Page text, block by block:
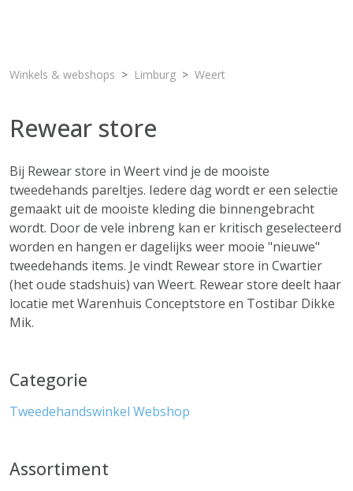
Winkels & webshops Limburg Weert
Rewear store
Bij Rewear store in Weert vind je de mooiste
tweedehands pareltjes. Iedere dag wordt er een selectie
gemaakt uit de mooiste kleding die binnengebracht
wordt. Door de vele inbreng kan er kritisch geselecteerd
worden en hangen er dagelijks weer mooie "nieuwe"
tweedehands items. Je vindt Rewear store in Cwartier
(het oude stadshuis) van Weert. Rewear store deelt haar
locatie met Warenhuis Conceptstore en Tostibar Dikke
Mik.
Categorie
Tweedehandswinkel Webshop
Assortiment